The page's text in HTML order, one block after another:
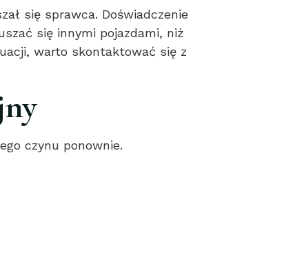
się sprawca. Doświadczenie
się innymi pojazdami, niż
warto skontaktować się z
czynu ponownie.